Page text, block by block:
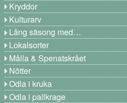
Kryddor
Kulturarv
Lång säsong med…
Lokalsorter
Målla & Spenatskrået
Nötter
Odla i kruka
Odla i pallkrage